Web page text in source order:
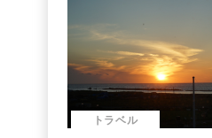
トラベル